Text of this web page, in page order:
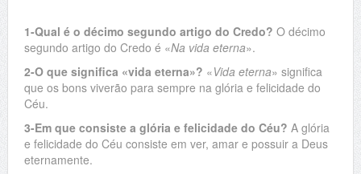
1-Qual é o décimo segundo artigo do Credo? O décimo
segundo artigo do Credo é «Na vida eterna».
2-O que significa «vida eterna»? «Vida eterna» significa
que os bons viverão para sempre na glória e felicidade do
Céu.
3-Em que consiste a glória e felicidade do Céu? A glória
e felicidade do Céu consiste em ver, amar e possuir a Deus
eternamente.